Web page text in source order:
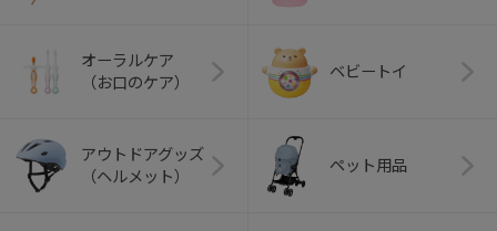
オーラルケア
（お口のケア）
ベビートイ
アウトドアグッズ
（ヘルメット）
ペット用品